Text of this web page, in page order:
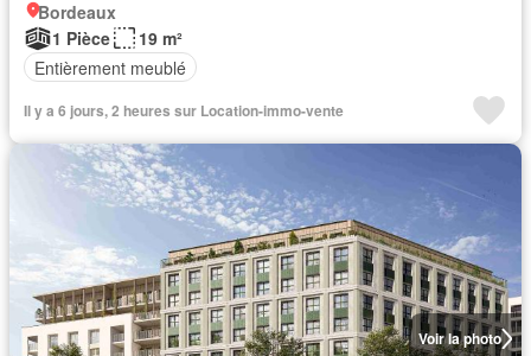
Bordeaux
1 Pièce
19 m²
Entièrement meublé
Il y a 6 jours, 2 heures sur Location-immo-vente
Voir la photo